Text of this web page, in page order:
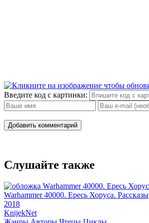
Введите код с картинки:
Добавить комментарий
Слушайте также
Warhammer 40000. Ересь Хоруса. Рассказы
2018
KnijekNet